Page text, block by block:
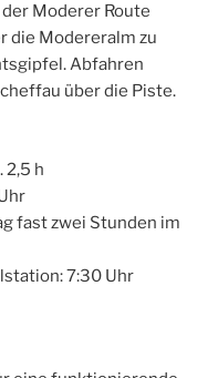
Moderer Route
die Modereralm zu
Abfahren
über die Piste.
2,5 h
fast zwei Stunden im
7:30 Uhr